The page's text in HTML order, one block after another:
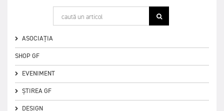
ASOCIAȚIA
SHOP GF
EVENIMENT
ȘTIREA GF
DESIGN